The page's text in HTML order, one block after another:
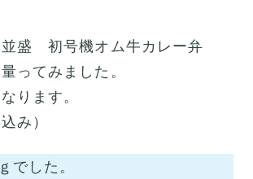
並盛 初号機オム牛カレー弁
ってみました。
ります。
み）
ｇでした。